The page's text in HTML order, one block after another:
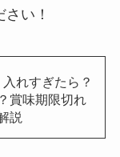
い！
れすぎたら？
賞味期限切れ
説